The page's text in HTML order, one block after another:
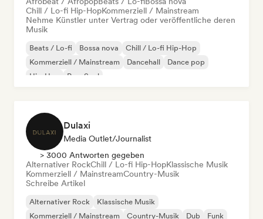
Chill / Lo-fi Hip-HopKommerziell / Mainstream
Nehme Künstler unter Vertrag oder veröffentliche deren
Musik
Beats / Lo-fi Bossa nova
Chill / Lo-fi Hip-Hop
Kommerziell / Mainstream
Dancehall
Dance pop
Hip-Hop
Pop-Soul
Dulaxi
Media Outlet/Journalist
> 3000 Antworten gegeben
Alternativer RockChill / Lo-fi Hip-HopKlassische Musik
Kommerziell / MainstreamCountry-Musik
Schreibe Artikel
Alternativer Rock
Klassische Musik
Kommerziell / Mainstream
Country-Musik Dub Funk